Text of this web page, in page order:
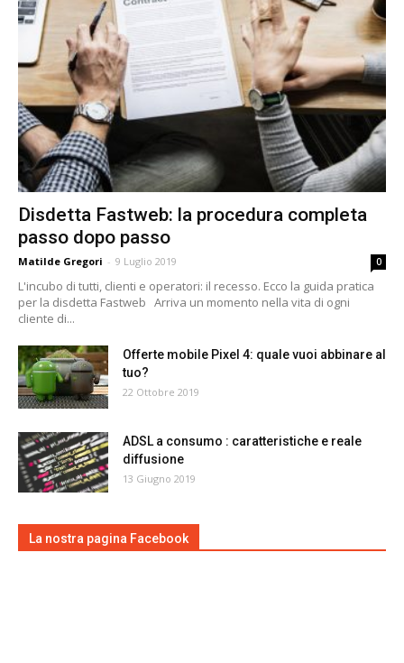
Disdetta Fastweb: la procedura completa
passo dopo passo
Matilde Gregori - 9 Luglio 2019 0
L'incubo di tutti, clienti e operatori: il recesso. Ecco la guida pratica
per la disdetta Fastweb Arriva un momento nella vita di ogni
cliente di...
Offerte mobile Pixel 4: quale vuoi abbinare al
tuo?
22 Ottobre 2019
ADSL a consumo : caratteristiche e reale
diffusione
13 Giugno 2019
La nostra pagina Facebook